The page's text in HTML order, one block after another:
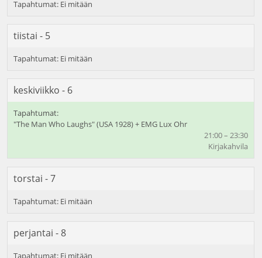
tiistai - 5
keskiviikko - 6
"The Man Who Laughs" (USA 1928) + EMG Lux Ohr
21:00 – 23:30
Kirjakahvila
torstai - 7
perjantai - 8